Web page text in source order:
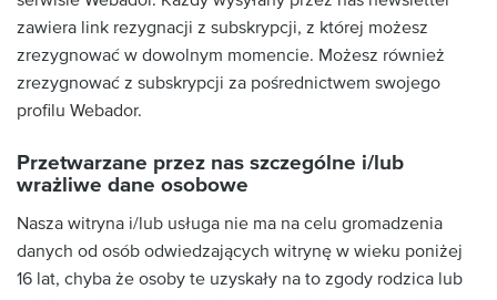
zawiera link rezygnacji z subskrypcji, z której możesz
zrezygnować w dowolnym momencie. Możesz również
zrezygnować z subskrypcji za pośrednictwem swojego
profilu Webador.
Przetwarzane przez nas szczególne i/lub
wrażliwe dane osobowe
Nasza witryna i/lub usługa nie ma na celu gromadzenia
danych od osób odwiedzających witrynę w wieku poniżej
16 lat, chyba że osoby te uzyskały na to zgody rodzica lub